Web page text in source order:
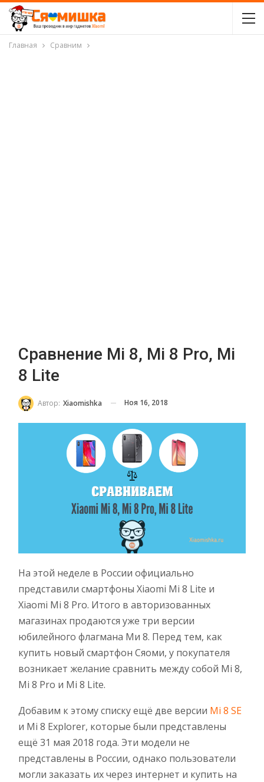
Главная Сравним
Сравнение Mi 8, Mi 8 Pro, Mi
8 Lite
Автор: Xiaomishka Ноя 16, 2018
На этой неделе в России официально
представили смартфоны Xiaomi Mi 8 Lite и
Xiaomi Mi 8 Pro. Итого в авторизованных
магазинах продаются уже три версии
юбилейного флагмана Ми 8. Перед тем, как
купить новый смартфон Сяоми, у покупателя
возникает желание сравнить между собой Mi 8,
Mi 8 Pro и Mi 8 Lite.
Добавим к этому списку ещё две версии Mi 8 SE
и Mi 8 Explorer, которые были представлены
ещё 31 мая 2018 года. Эти модели не
представлены в России, однако пользователи
могли заказать их через интернет и купить на